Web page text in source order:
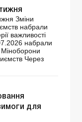
Зміни
набрали
важливості
набрали
Міноборони
Через
для